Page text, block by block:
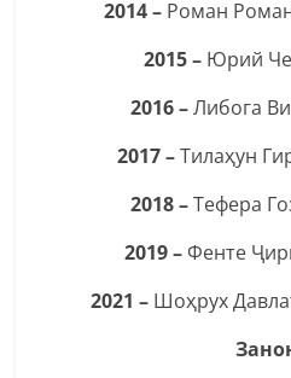
2014 – Роман
2015 –Юрий
2016 –Либога
2017 –Тилаҳун
2018 –Тефера
2019 –Фенте
2021 – Шоҳрух